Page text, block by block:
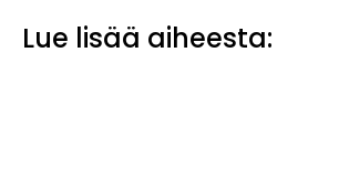
Lue lisää aiheesta: